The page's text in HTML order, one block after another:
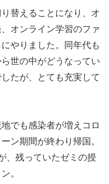
替えることになり、オ
オンライン学習のファ
やりました。同年代も
世の中がどうなってい
たが、とても充実して
でも感染者が増えコロ
ン期間が終わり帰国。
、残っていたゼミの授
。